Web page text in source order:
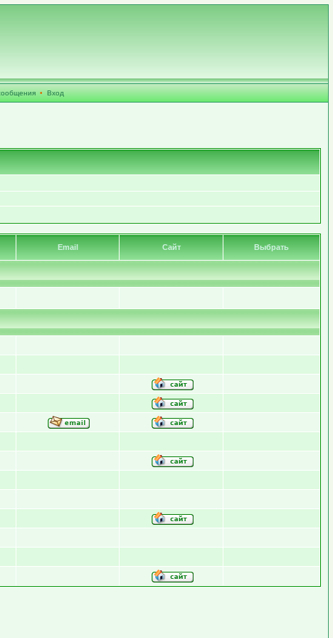
• Вход
Email Сайт Выбрать